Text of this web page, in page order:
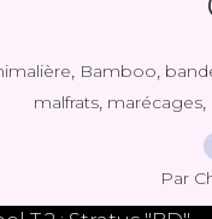
, Bamboo,
malfrats, marécages,
Par